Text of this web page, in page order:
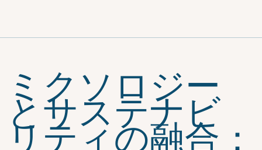
ミクソロジー
とサステナビ
リティの融合：